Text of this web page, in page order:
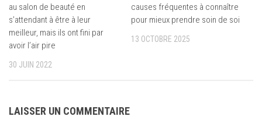
au salon de beauté en
s’attendant à être à leur
meilleur, mais ils ont fini par
avoir l’air pire
30 JUIN 2022
causes fréquentes à connaître
pour mieux prendre soin de soi
13 OCTOBRE 2025
LAISSER UN COMMENTAIRE